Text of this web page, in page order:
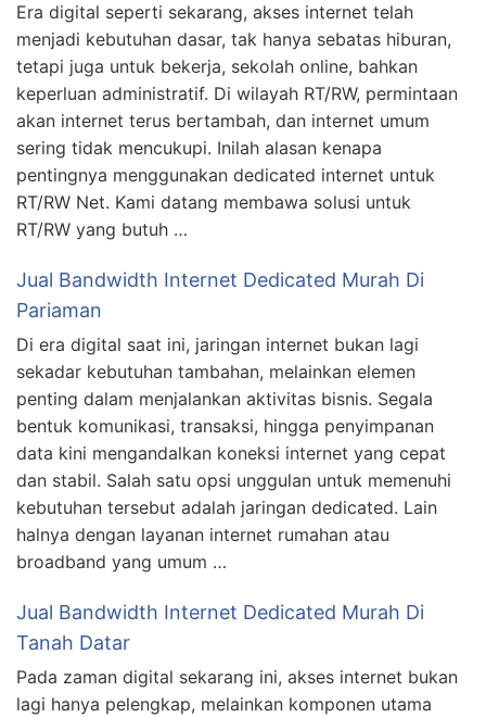
Era digital seperti sekarang, akses internet telah
menjadi kebutuhan dasar, tak hanya sebatas hiburan,
tetapi juga untuk bekerja, sekolah online, bahkan
keperluan administratif. Di wilayah RT/RW, permintaan
akan internet terus bertambah, dan internet umum
sering tidak mencukupi. Inilah alasan kenapa
pentingnya menggunakan dedicated internet untuk
RT/RW Net. Kami datang membawa solusi untuk
RT/RW yang butuh …
Jual Bandwidth Internet Dedicated Murah Di
Pariaman
Di era digital saat ini, jaringan internet bukan lagi
sekadar kebutuhan tambahan, melainkan elemen
penting dalam menjalankan aktivitas bisnis. Segala
bentuk komunikasi, transaksi, hingga penyimpanan
data kini mengandalkan koneksi internet yang cepat
dan stabil. Salah satu opsi unggulan untuk memenuhi
kebutuhan tersebut adalah jaringan dedicated. Lain
halnya dengan layanan internet rumahan atau
broadband yang umum …
Jual Bandwidth Internet Dedicated Murah Di
Tanah Datar
Pada zaman digital sekarang ini, akses internet bukan
lagi hanya pelengkap, melainkan komponen utama